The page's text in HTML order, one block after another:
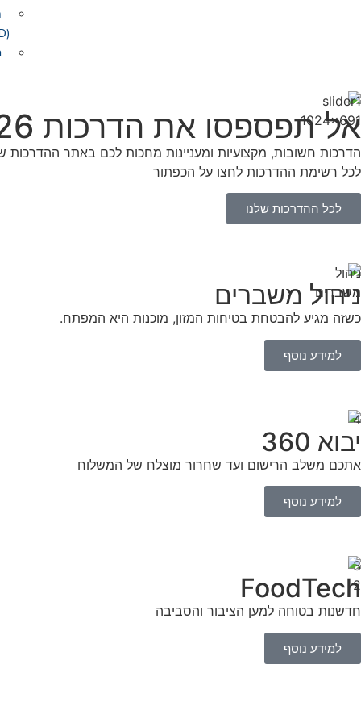
(R&D)
אל תפספסו את הדרכות 2026
הדרכות חשובות, מקצועיות ומעניינות מחכות לכם באתר ההדרכות
לכל רשימת ההדרכות לחצו על הכפתור
לכל ההדרכות שלנו
ניהול משברים
כשזה מגיע להבטחת בטיחות המזון, מוכנות היא המפתח.
למידע נוסף
יבוא 360
אתכם משלב הרישום ועד שחרור מוצלח של המשלוח
למידע נוסף
FoodTech
חדשנות בטוחה למען הציבור והסביבה
למידע נוסף